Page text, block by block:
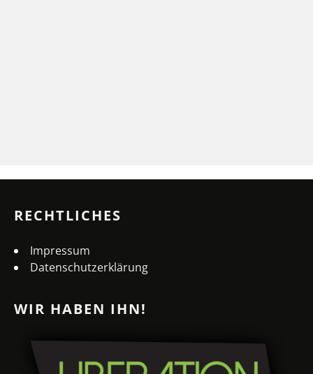
RECHTLICHES
Impressum
Datenschutzerklärung
WIR HABEN IHN!